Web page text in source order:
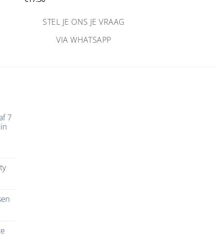
STEL JE ONS JE VRAAG
VIA WHATSAPP
7